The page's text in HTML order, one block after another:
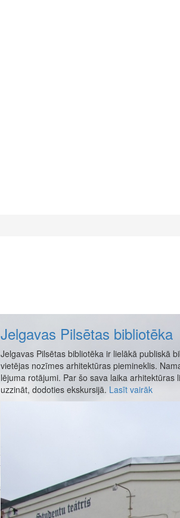
Jelgavas Pilsētas bibliotēka
Jelgavas Pilsētas bibliotēka ir lielākā publiskā
vietējas nozīmes arhitektūras piemineklis.
lējuma rotājumi. Par šo sava laika
uzzināt, dodoties ekskursijā. Lasīt vairāk